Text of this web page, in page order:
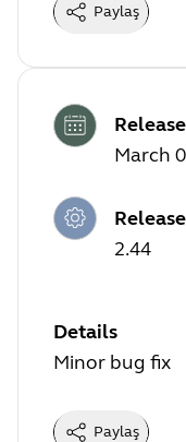
Paylaş
March
2.44
Details
Minor bug fix
Paylaş